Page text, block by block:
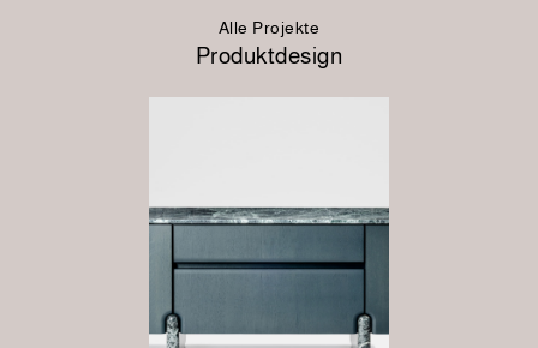
Alle Projekte
Produktdesign